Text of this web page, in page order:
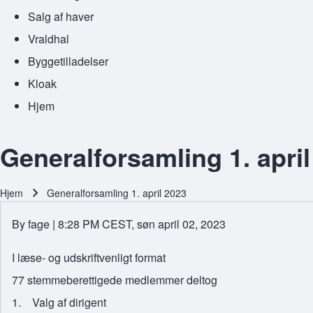
Salg af haver
Vraldhal
Byggetilladelser
Kloak
Hjem
Generalforsamling 1.
Brødkrumme
Hjem Generalforsamling 1. april 2023
Byfage | 8:28 PM CEST, søn april 02, 2023
I læse- og udskriftvenligt format
77 stemmeberettigede medlemmer deltog
1. Valg af dirigent